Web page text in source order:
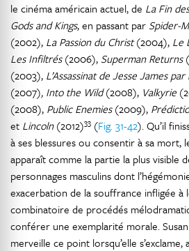
le cinéma américain actuel, de La Fin
Gods and Kings, en passant par Spider-
(2002), La Passion du Christ(2004), Le
Les Infiltrés(2006), Superman Returns
(2003), L’Assassinat de Jesse James
(2007), Into the Wild(2008), Valkyrie
(2008), Public Enemies(2009),
et Lincoln(2012)33 (Fig. 31-42). Qu’il
à ses blessures ou consentir à sa mort,
apparaît comme la partie la plus visible
personnages masculins dont
exacerbation de la souffrance infligée à
combinatoire de procédés
conférer une exemplarité morale.
merveille ce point lorsqu’elle